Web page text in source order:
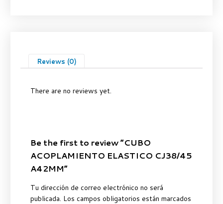
Reviews (0)
There are no reviews yet.
Be the first to review “CUBO
ACOPLAMIENTO ELASTICO CJ38/45
A42MM”
Tu dirección de correo electrónico no será
publicada. Los campos obligatorios están marcados